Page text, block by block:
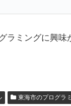
ラミングに興味
東海市のプログラ